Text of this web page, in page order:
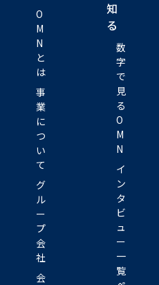
O
M
N
と
は
事
業
に
つ
い
て
グ
ル
ー
プ
会
社
会
知
る
数
字
で
見
る
O
M
N
イ
ン
タ
ビ
ュ
ー
一
覧